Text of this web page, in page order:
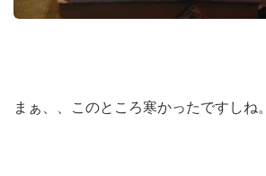
まぁ、、このところ寒かったですしね